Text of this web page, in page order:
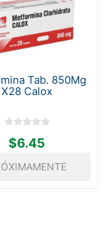
Tab. 850Mg
X28 Calox
$6.45